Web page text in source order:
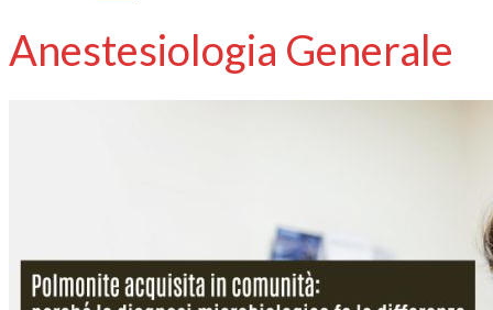
Anestesiologia Generale